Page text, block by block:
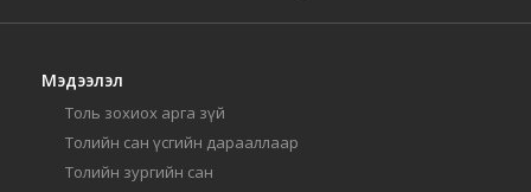
Мэдээлэл
Толь зохиох арга зүй
Толийн сан үсгийн дарааллаар
Толийн зургийн сан